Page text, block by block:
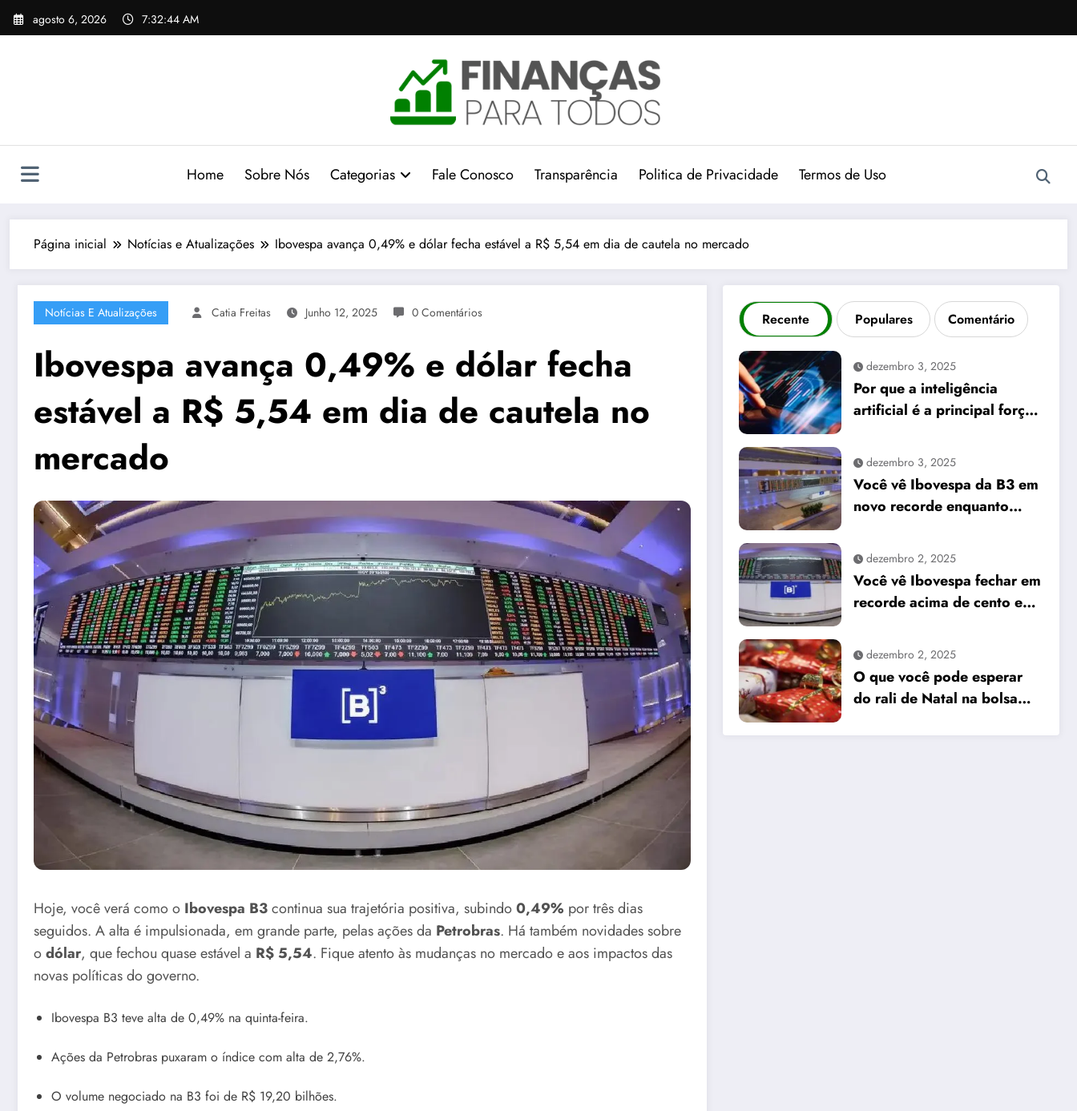
Pular
para
agosto 6, 2026 7:32:45 AM
Home Sobre Nós Categorias Fale Conosco Transparência Politica de Privacidade Termos de Uso
Página inicial Notícias e Atualizações Ibovespa avança 0,49% e dólar fecha estável a R$ 5,54 em dia de cautela no mercado
Notícias E Atualizações Catia Freitas Junho 12, 2025 0 Comentários
Ibovespa avança 0,49% e dólar fecha
estável a R$ 5,54 em dia de cautela no
mercado
Hoje, você verá como o Ibovespa B3continua sua trajetória positiva, subindo0,49% por três dias
seguidos. A alta é impulsionada, em grande parte, pelas ações da Petrobras. Há também novidades sobre
odólar, que fechou quase estável a R$ 5,54. Fique atento às mudanças no mercado e aos impactos das
novas políticas do governo.
Ibovespa B3 teve alta de 0,49% na quinta-feira.
Ações da Petrobras puxaram o índice com alta de 2,76%.
O volume negociado na B3 foi de R$ 19,20 bilhões.
Recente Populares Comentário
dezembro 3, 2025
Por que a inteligência
artificial é a principal força
significa para seus
investimentos
dezembro 3, 2025
Você vê Ibovespa da B3 em
novo recorde enquanto
dezembro 2, 2025
Você vê Ibovespa fechar em
recorde acima de cento e
enquanto dólar recua para
cinco reais e trinta e três
centavos
dezembro 2, 2025
O que você pode esperar
do rali de Natal na bolsa